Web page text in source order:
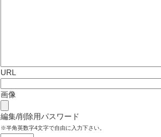
URL
画像
編集/削除用パスワード
※半角英数字4文字で自由に入力下さい。